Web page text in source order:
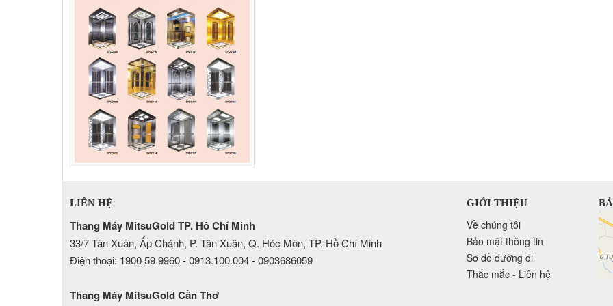
LIÊN HỆ
Thang Máy MitsuGold TP. Hồ Chí Minh
33/7 Tân Xuân, Ấp Chánh, P. Tân Xuân, Q. Hóc Môn, TP. Hồ Chí Minh
Điện thoại: 1900 59 9960 - 0913.100.004 - 0903686059
GIỚI THIỆU
Về chúng tôi
Bảo mật thông tin
Sơ đồ đường đi
Thắc mắc - Liên hệ
Thang Máy MitsuGold Cần Thơ